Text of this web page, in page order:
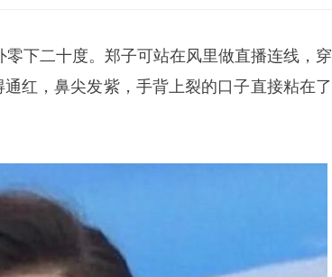
下二十度。郑子可站在风里做直播连线，穿
红，鼻尖发紫，手背上裂的口子直接粘在了